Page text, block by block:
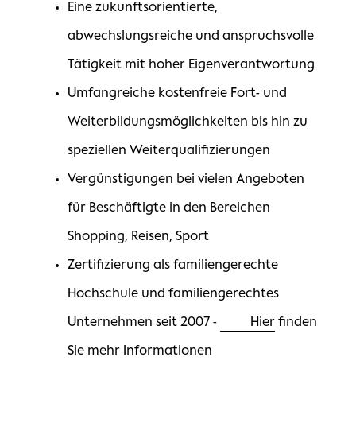
Eine zukunftsorientierte,
abwechslungsreiche und anspruchsvolle
Tätigkeit mit hoher Eigenverantwortung
Umfangreiche kostenfreie Fort- und
Weiterbildungsmöglichkeiten bis hin zu
speziellen Weiterqualifizierungen
Vergünstigungen bei vielen Angeboten
für Beschäftigte in den Bereichen
Shopping, Reisen, Sport
Zertifizierung als familiengerechte
Hochschule und familiengerechtes
Unternehmen seit 2007 - Hier finden
Sie mehr Informationen